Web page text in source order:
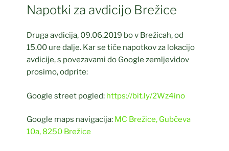
DNE
Napotki za avdicijo Brežice
Druga avdicija, 09.06.2019 bo v Brežicah, od
15.00 ure dalje. Kar se tiče napotkov za lokacijo
avdicije, s povezavami do Google zemljevidov
prosimo, odprite:
Google street pogled: https://bit.ly/2Wz4ino
Google maps navigacija: MC Brežice, Gubčeva
10a, 8250 Brežice